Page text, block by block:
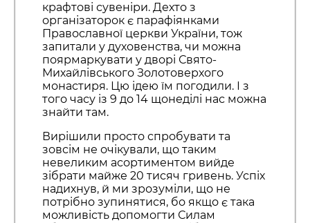
крафтові сувеніри. Дехто з
організаторок є парафіянками
Православної церкви України, тож
запитали у духовенства, чи можна
поярмаркувати у дворі Свято-
Михайлівського Золотоверхого
монастиря. Цю ідею їм погодили. І з
того часу із 9 до 14 щонеділі нас можна
знайти там.
Вирішили просто спробувати та
зовсім не очікували, що таким
невеликим асортиментом вийде
зібрати майже 20 тисяч гривень. Успіх
надихнув, й ми зрозуміли, що не
потрібно зупинятися, бо якщо є така
можливість допомогти Силам